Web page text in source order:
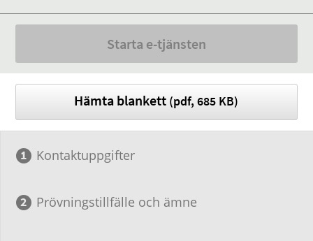
Starta e-tjänsten
Hämta blankett(pdf, 685 KB)
Kontaktuppgifter
Prövningstillfälle och ämne